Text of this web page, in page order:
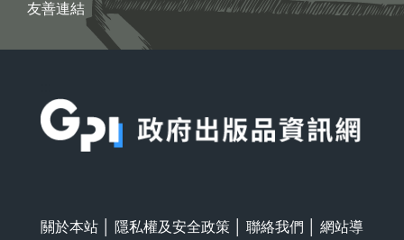
友善連結
關於本站 隱私權及安全政策 聯絡我們
網站導